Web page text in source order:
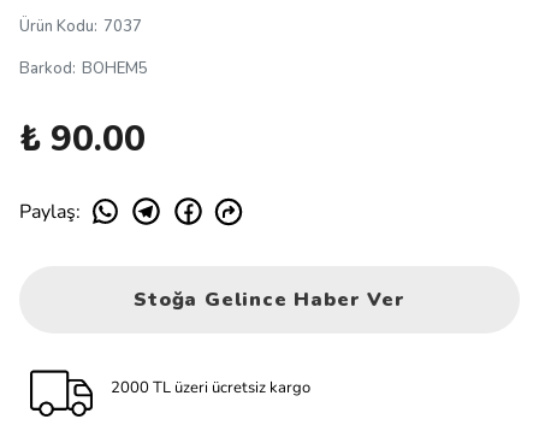
Ürün Kodu: 7037
Barkod: BOHEM5
₺ 90.00
Paylaş:
Stoğa Gelince Haber Ver
2000 TL üzeri ücretsiz kargo